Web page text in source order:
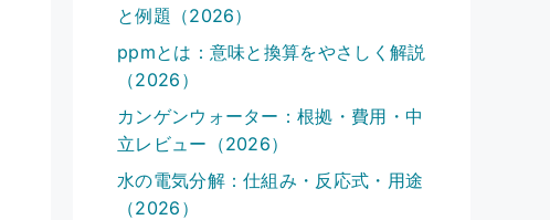
と例題（2026）
ppmとは：意味と換算をやさしく解説
（2026）
カンゲンウォーター：根拠・費用・中
立レビュー（2026）
水の電気分解：仕組み・反応式・用途
（2026）